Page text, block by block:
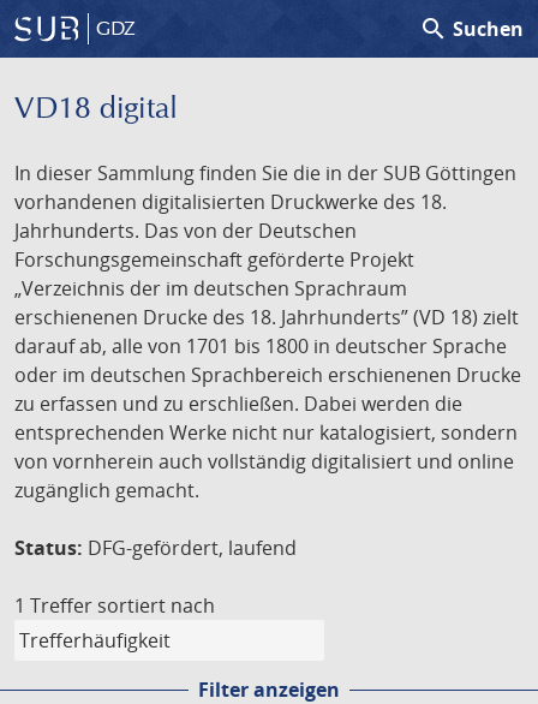
GDZ search Suchen
VD18 digital
In dieser Sammlung finden Sie die in der SUB Göttingen
vorhandenen digitalisierten Druckwerke des 18.
Jahrhunderts. Das von der Deutschen
Forschungsgemeinschaft geförderte Projekt
„Verzeichnis der im deutschen Sprachraum
erschienenen Drucke des 18. Jahrhunderts” (VD 18) zielt
darauf ab, alle von 1701 bis 1800 in deutscher Sprache
oder im deutschen Sprachbereich erschienenen Drucke
zu erfassen und zu erschließen. Dabei werden die
entsprechenden Werke nicht nur katalogisiert, sondern
von vornherein auch vollständig digitalisiert und online
zugänglich gemacht.
Status: DFG-gefördert, laufend
1 Treffer sortiert nach
Filter anzeigen